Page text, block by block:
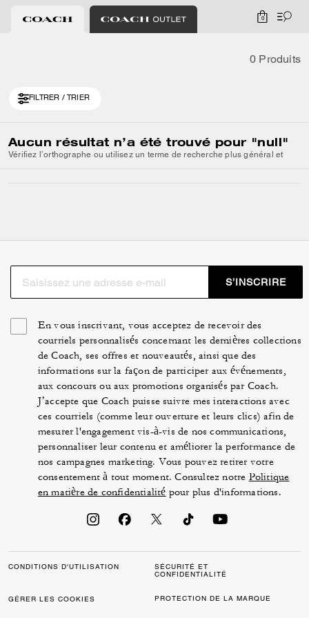
0
0 Produits
FILTRER / TRIER
Aucun résultat n’a été trouvé pour "null"
Vérifiez l’orthographe ou utilisez un terme de recherche plus général et
S’INSCRIRE
En vous inscrivant, vous acceptez de recevoir des
courriels personnalisés concernant les dernières collections
de Coach, ses offres et nouveautés, ainsi que des
informations sur la façon de participer aux événements,
aux concours ou aux promotions organisés par Coach.
J’accepte que Coach puisse suivre mes interactions avec
ces courriels (comme leur ouverture et leurs clics) afin de
mesurer l'engagement vis-à-vis de nos communications,
personnaliser leur contenu et améliorer la performance de
nos campagnes marketing. Vous pouvez retirer votre
consentement à tout moment. Consultez notre Politique
en matière de confidentialité pour plus d'informations.
CONDITIONS D'UTILISATION
SÉCURITÉ ET
CONFIDENTIALITÉ
GÉRER LES COOKIES PROTECTION DE LA MARQUE